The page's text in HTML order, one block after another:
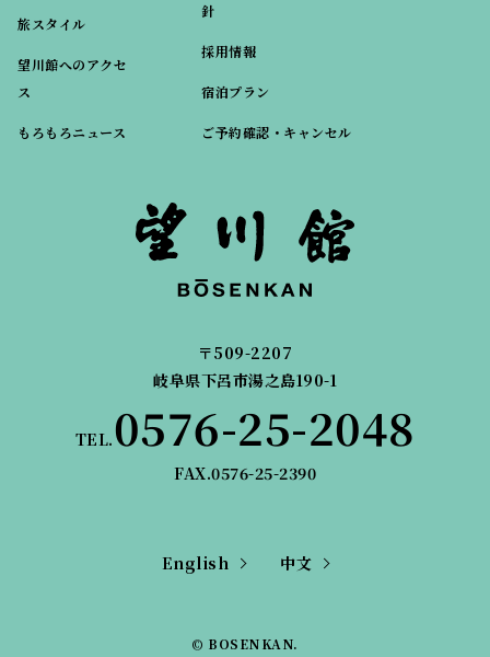
旅スタイル
望川館へのアクセ
ス
もろもろニュース
針
採用情報
宿泊プラン
ご予約確認・キャンセル
〒509-2207
岐阜県下呂市湯之島190-1
TEL.0576-25-2048
FAX.0576-25-2390
English 中文
© BOSENKAN.